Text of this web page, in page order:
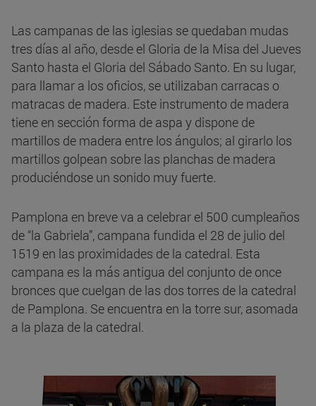
Las campanas de las iglesias se quedaban mudas
tres días al año, desde el Gloria de la Misa del Jueves
Santo hasta el Gloria del Sábado Santo. En su lugar,
para llamar a los oficios, se utilizaban carracas o
matracas de madera. Este instrumento de madera
tiene en sección forma de aspa y dispone de
martillos de madera entre los ángulos; al girarlo los
martillos golpean sobre las planchas de madera
produciéndose un sonido muy fuerte.
Pamplona en breve va a celebrar el 500 cumpleaños
de “la Gabriela”, campana fundida el 28 de julio del
1519 en las proximidades de la catedral. Esta
campana es la más antigua del conjunto de once
bronces que cuelgan de las dos torres de la catedral
de Pamplona. Se encuentra en la torre sur, asomada
a la plaza de la catedral.